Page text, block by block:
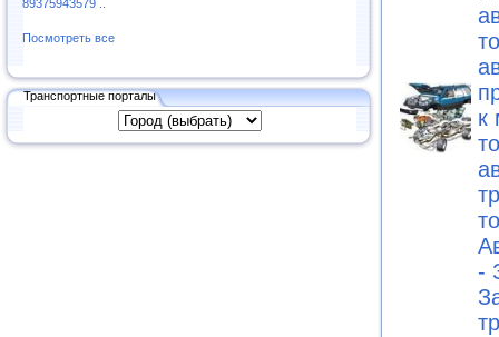
89375943579 ..
Посмотреть все
Транспортные порталы
к
-